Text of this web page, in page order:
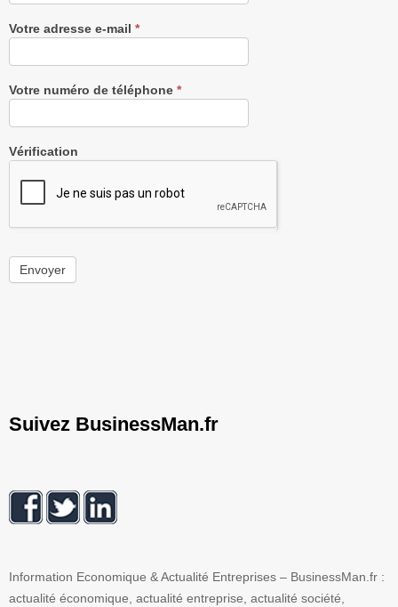
Votre adresse e-mail *
Votre numéro de téléphone *
Vérification
Envoyer
Suivez BusinessMan.fr
Information Economique & Actualité Entreprises – BusinessMan.fr :
actualité économique, actualité entreprise, actualité société,